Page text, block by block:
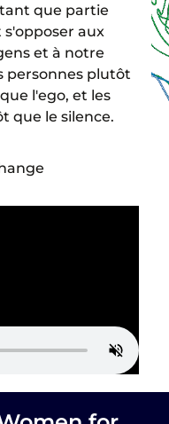
que partie
s'opposer aux
et à notre
personnes plutôt
l'ego, et les
que le silence.